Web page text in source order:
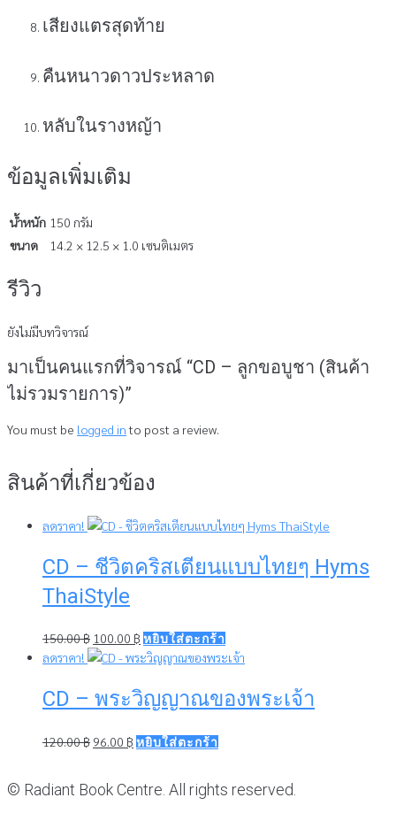
เสียงแตรสุดท้าย
คืนหนาวดาวประหลาด
หลับในรางหญ้า
ข้อมูลเพิ่มเติม
น้ำหนัก 150 กรัม
ขนาด
14.2 × 12.5 × 1.0 เซนติเมตร
รีวิว
ยังไม่มีบทวิจารณ์
มาเป็นคนแรกที่วิจารณ์ “CD – ลูกขอบูชา (สินค้า
ไม่รวมรายการ)”
You must be logged into post a review.
สินค้าที่เกี่ยวข้อง
ลดราคา!
CD – ชีวิตคริสเตียนแบบไทยๆ Hyms
ThaiStyle
150.00฿ Original
price
150.00 ฿.
100.00 ฿ Current
price
100.00 ฿.
หยิบใส่ตะกร้า
ลดราคา!
CD – พระวิญญาณของพระเจ้า
120.00฿ Original
was:
120.00 ฿.
96.00 ฿ Current
96.00 ฿.
หยิบใส่ตะกร้า
© Radiant Book Centre. All rights reserved.